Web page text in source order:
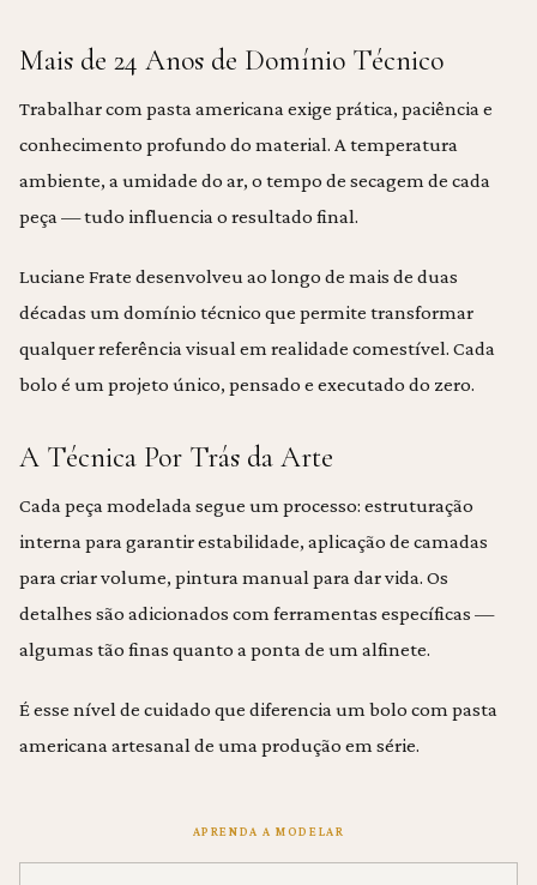
Mais de 24 Anos de Domínio Técnico
Trabalhar com pasta americana exige prática, paciência e
conhecimento profundo do material. A temperatura
ambiente, a umidade do ar, o tempo de secagem de cada
peça — tudo influencia o resultado final.
Luciane Frate desenvolveu ao longo de mais de duas
décadas um domínio técnico que permite transformar
qualquer referência visual em realidade comestível. Cada
bolo é um projeto único, pensado e executado do zero.
A Técnica Por Trás da Arte
Cada peça modelada segue um processo: estruturação
interna para garantir estabilidade, aplicação de camadas
para criar volume, pintura manual para dar vida. Os
detalhes são adicionados com ferramentas específicas —
algumas tão finas quanto a ponta de um alfinete.
É esse nível de cuidado que diferencia um bolo com pasta
americana artesanal de uma produção em série.
APRENDA A MODELAR